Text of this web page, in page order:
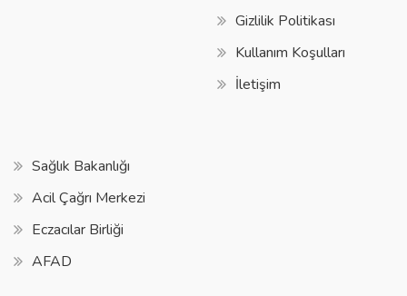
Gizlilik Politikası
Kullanım Koşulları
İletişim
Sağlık Bakanlığı
Acil Çağrı Merkezi
Eczacılar Birliği
AFAD